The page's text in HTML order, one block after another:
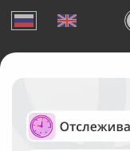
Служба
Русский Букет, 2026
Общество с
ОГРН:
Юридический